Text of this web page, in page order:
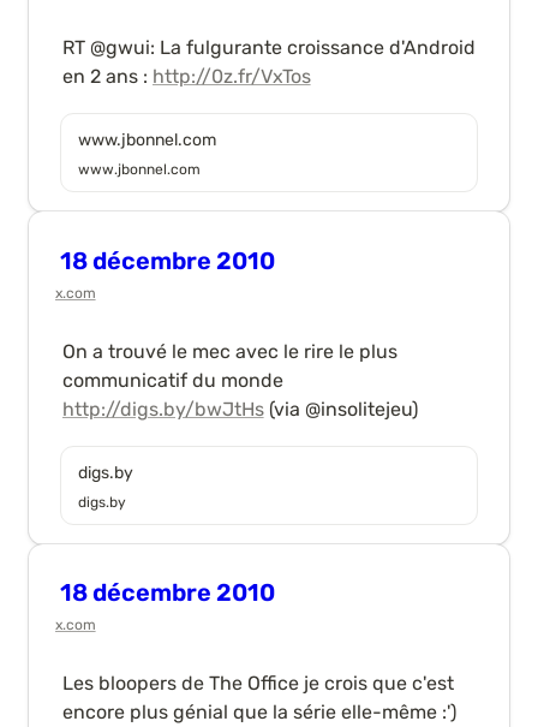
RT @gwui: La fulgurante croissance d'Android
en 2 ans : http://0z.fr/VxTos
www.jbonnel.com
www.jbonnel.com
18 décembre 2010
x.com
On a trouvé le mec avec le rire le plus
communicatif du monde
http://digs.by/bwJtHs (via @insolitejeu)
digs.by
digs.by
18 décembre 2010
x.com
Les bloopers de The Office je crois que c'est
encore plus génial que la série elle-même :')